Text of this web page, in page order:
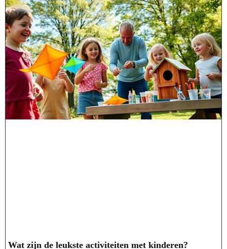
Wat zijn de leukste activiteiten met kinderen?